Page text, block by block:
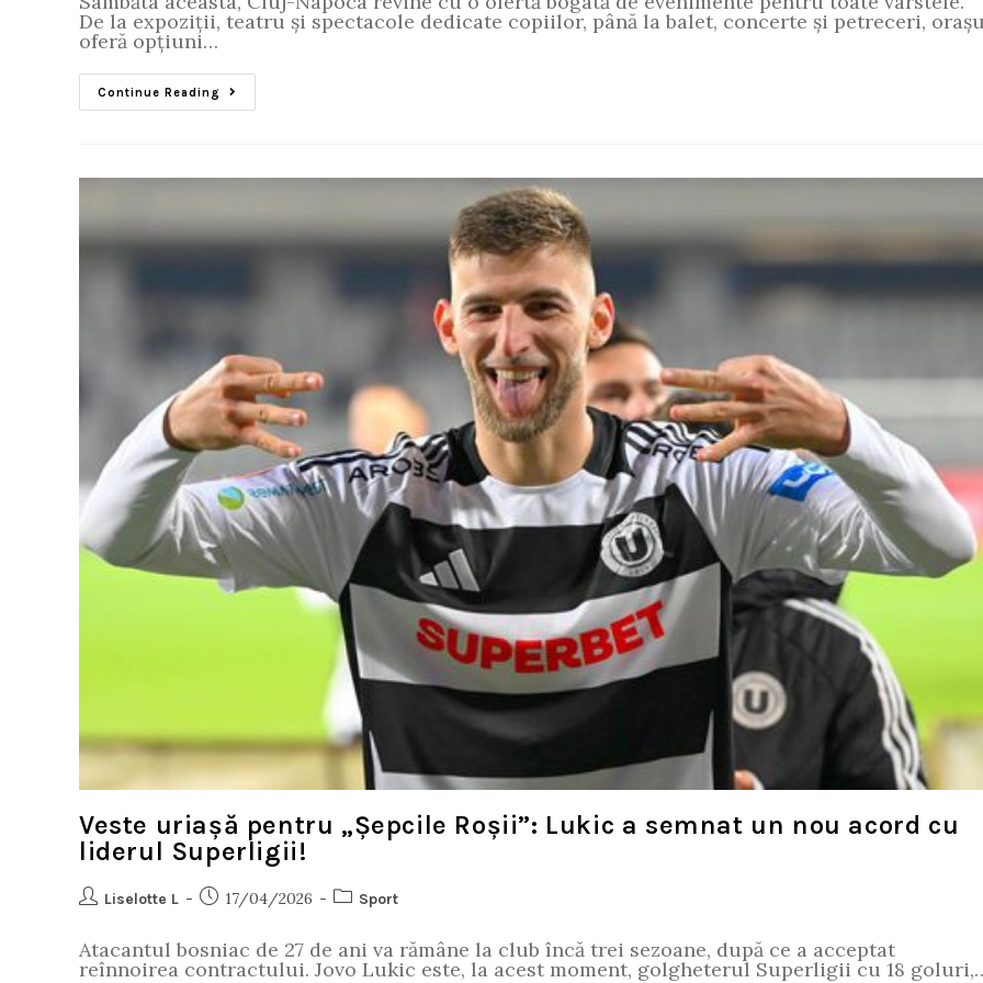
De la expoziții, teatru și spectacole dedicate copiilor, până la balet, concerte și petreceri,
oferă opțiuni…
Continue Reading
Veste uriașă pentru „Șepcile Roșii”: Lukic a semnat un nou acord cu
liderul Superligii!
Liselotte L 17/04/2026 Sport
Atacantul bosniac de 27 de ani va rămâne la club încă trei sezoane, după ce a acceptat
reînnoirea contractului. Jovo Lukic este, la acest moment, golgheterul Superligii cu 18